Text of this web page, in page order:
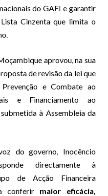
do GAFI e garantir
Cinzenta que limita o
aprovou, na sua
de revisão da lei que
e Combate ao
e Financiamento ao
à Assembleia da
do governo, Inocêncio
directamente à
de Acção Financeira
conferir maior eficácia,